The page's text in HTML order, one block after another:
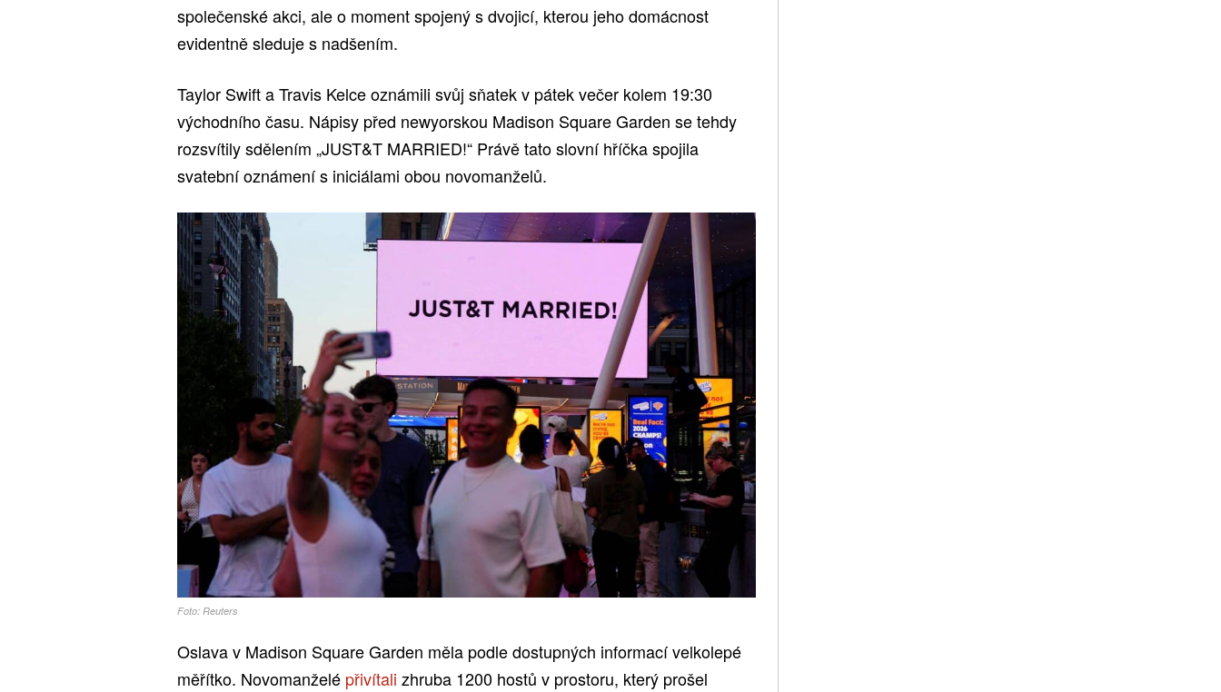
společenské akci, ale o moment spojený s dvojicí, kterou jeho domácnost
evidentně sleduje s nadšením.
Taylor Swift a Travis Kelce oznámili svůj sňatek v pátek večer kolem 19:30
východního času. Nápisy před newyorskou Madison Square Garden se tehdy
rozsvítily sdělením „JUST&T MARRIED!“ Právě tato slovní hříčka spojila
svatební oznámení s iniciálami obou novomanželů.
Foto: Reuters
Oslava v Madison Square Garden měla podle dostupných informací velkolepé
měřítko. Novomanželé přivítali zhruba 1200 hostů v prostoru, který prošel